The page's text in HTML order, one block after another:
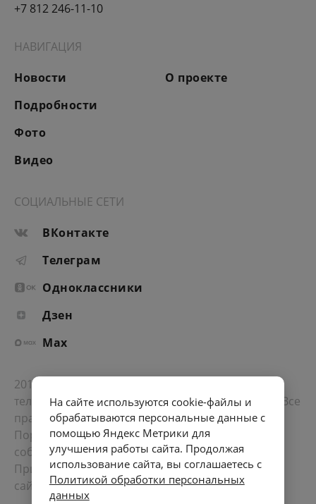
+7 812 246-11-10
НАВИГАЦИЯ
Новости
Подробности
Фото
Видео
О проекте
СОЦИАЛЬНЫЕ СЕТИ
ВКонтакте
Телеграм
Одноклассники
Дзен
Max
2012-2026 © Портал «Электронное интернет-
телевидение правительства Санкт-Петербурга». Все
права защищены.
Портал Санкт-Петербурга- о его людях, жизни,
событиях, последних новостях.
При перепечатке материалов, прямая ссылка на
сайт обязательна. Возрастное ограничение 12+.
На сайте используются cookie-файлы и
обрабатываются персональные данные с
помощью Яндекс Метрики для
улучшения работы сайта. Продолжая
использование сайта, вы соглашаетесь с
Политикой обработки персональных
данных